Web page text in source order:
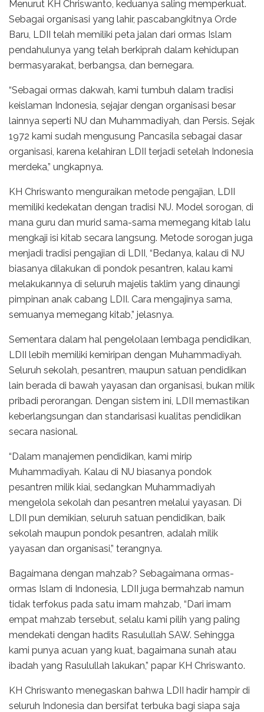
Menurut KH Chriswanto, keduanya saling memperkuat.
Sebagai organisasi yang lahir, pascabangkitnya Orde
Baru, LDII telah memiliki peta jalan dari ormas Islam
pendahulunya yang telah berkiprah dalam kehidupan
bermasyarakat, berbangsa, dan bernegara.
“Sebagai ormas dakwah, kami tumbuh dalam tradisi
keislaman Indonesia, sejajar dengan organisasi besar
lainnya seperti NU dan Muhammadiyah, dan Persis. Sejak
1972 kami sudah mengusung Pancasila sebagai dasar
organisasi, karena kelahiran LDII terjadi setelah Indonesia
merdeka,” ungkapnya.
KH Chriswanto menguraikan metode pengajian, LDII
memiliki kedekatan dengan tradisi NU. Model sorogan, di
mana guru dan murid sama-sama memegang kitab lalu
mengkaji isi kitab secara langsung. Metode sorogan juga
menjadi tradisi pengajian di LDII, “Bedanya, kalau di NU
biasanya dilakukan di pondok pesantren, kalau kami
melakukannya di seluruh majelis taklim yang dinaungi
pimpinan anak cabang LDII. Cara mengajinya sama,
semuanya memegang kitab,” jelasnya.
Sementara dalam hal pengelolaan lembaga pendidikan,
LDII lebih memiliki kemiripan dengan Muhammadiyah.
Seluruh sekolah, pesantren, maupun satuan pendidikan
lain berada di bawah yayasan dan organisasi, bukan milik
pribadi perorangan. Dengan sistem ini, LDII memastikan
keberlangsungan dan standarisasi kualitas pendidikan
secara nasional.
“Dalam manajemen pendidikan, kami mirip
Muhammadiyah. Kalau di NU biasanya pondok
pesantren milik kiai, sedangkan Muhammadiyah
mengelola sekolah dan pesantren melalui yayasan. Di
LDII pun demikian, seluruh satuan pendidikan, baik
sekolah maupun pondok pesantren, adalah milik
yayasan dan organisasi,” terangnya.
Bagaimana dengan mahzab? Sebagaimana ormas-
ormas Islam di Indonesia, LDII juga bermahzab namun
tidak terfokus pada satu imam mahzab, “Dari imam
empat mahzab tersebut, selalu kami pilih yang paling
mendekati dengan hadits Rasulullah SAW. Sehingga
kami punya acuan yang kuat, bagaimana sunah atau
ibadah yang Rasulullah lakukan,” papar KH Chriswanto.
KH Chriswanto menegaskan bahwa LDII hadir hampir di
seluruh Indonesia dan bersifat terbuka bagi siapa saja